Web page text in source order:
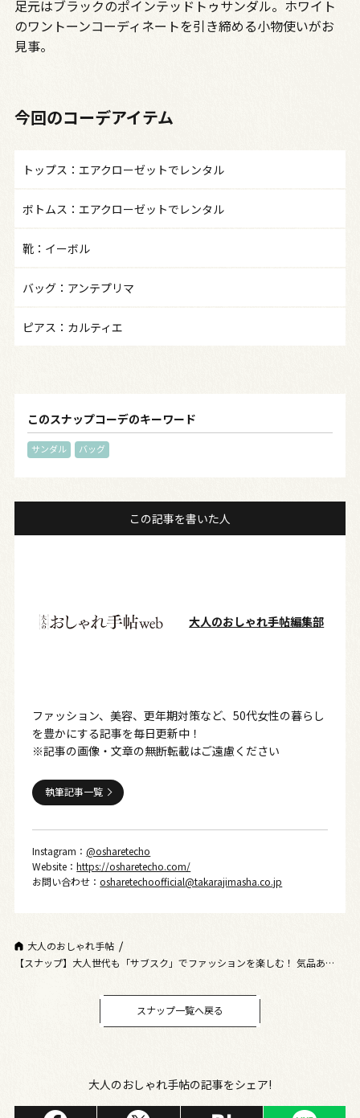
足元はブラックのポインテッドトゥサンダル。ホワイト
のワントーンコーディネートを引き締める小物使いがお
見事。
今回のコーデアイテム
トップス：エアクローゼットでレンタル
ボトムス：エアクローゼットでレンタル
靴：イーボル
バッグ：アンテプリマ
ピアス：カルティエ
このスナップコーデのキーワード
サンダル バッグ
この記事を書いた人
大人のおしゃれ手帖編集部
ファッション、美容、更年期対策など、50代女性の暮らし
を豊かにする記事を毎日更新中！
※記事の画像・文章の無断転載はご遠慮ください
執筆記事一覧
Instagram：@osharetecho
Website：https://osharetecho.com/
お問い合わせ：osharetechoofficial@takarajimasha.co.jp
大人のおしゃれ手帖
【スナップ】大人世代も「サブスク」でファッションを楽しむ！ 気品あふれ
スナップ一覧へ戻る
大人のおしゃれ手帖の記事をシェア!